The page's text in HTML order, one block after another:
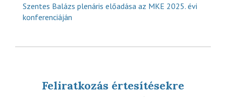
Szentes Balázs plenáris előadása az MKE 2025. évi
konferenciáján
Feliratkozás értesítésekre